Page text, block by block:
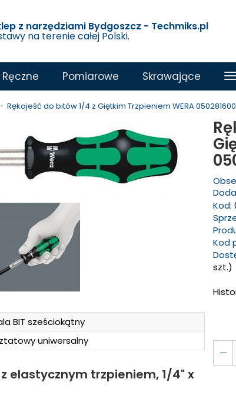
z narzędziami Bydgoszcz - Techmiks.pl
na terenie całej Polski.
Pomiarowe Skrawające
Rękojeść do bitów 1/4 z Giętkim Trzpieniem WERA
Kod:
Kod
szt.)
BIT sześciokątny
uniwersalny
elastycznym trzpieniem, 1/4" x